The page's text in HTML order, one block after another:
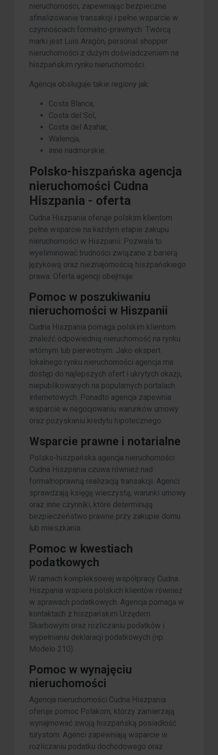
nieruchomości, zapewniając bezpieczne
sfinalizowanie transakcji i pełne wsparcie w
czynnościach formalno-prawnych. Twórcą
marki jest Luis Aragón, personal shopper
nieruchomości z dużym doświadczeniem na
hiszpańskim rynku nieruchomości.
Agencja obsługuje takie regiony jak:
Costa Blanca,
Costa del Sol,
Costa del Azahar,
Walencja,
inne nadmorskie.
Polsko-hiszpańska agencja
nieruchomości Cudna
Hiszpania - oferta
Cudna Hiszpania oferuje polskim klientom
pełne wsparcie na każdym etapie zakupu
nieruchomości w Hiszpanii. Pozwala to
wyeliminować trudności związane z barierą
językową oraz nieznajomością hiszpańskiego
prawa. Oferta agencji obejmuje:
Pomoc w poszukiwaniu
nieruchomości w Hiszpanii
Cudna Hiszpania pomaga polskim klientom
znaleźć odpowiednią nieruchomość na rynku
wtórnym lub pierwotnym. Jako ekspert
lokalnego rynku nieruchomości agencja ma
dostęp do najlepszych ofert i ukrytych okazji,
niepublikowanych na popularnych portalach
internetowych. Ponadto agencja zapewnia
wsparcie w negocjowaniu warunków umowy
oraz pozyskaniu kredytu hipotecznego.
Wsparcie prawne i notarialne
Polsko-hiszpańska agencja nieruchomości
Cudna Hiszpania czuwa również nad
formalnoprawną realizacją transakcji. Agenci
sprawdzają księgę wieczystą, warunki umowy
oraz inne czynniki, które determinują
bezpieczeństwo prawne przy zakupie domu
lub mieszkania.
Pomoc w kwestiach
podatkowych
W ramach kompleksowej współpracy Cudna
Hiszpania wspiera polskich klientów również
w sprawach podatkowych. Agencja pomaga w
kontaktach z hiszpańskim Urzędem
Skarbowym oraz rozliczaniu podatków i
wypełnianiu deklaracji podatkowych (np.
Modelo 210).
Pomoc w wynajęciu
nieruchomości
Agencja nieruchomości Cudna Hiszpania
oferuje pomoc Polakom, którzy zamierzają
wynajmować swoją hiszpańską posiadłość
turystom. Agenci zapewniają wsparcie w
rozliczaniu podatku dochodowego oraz